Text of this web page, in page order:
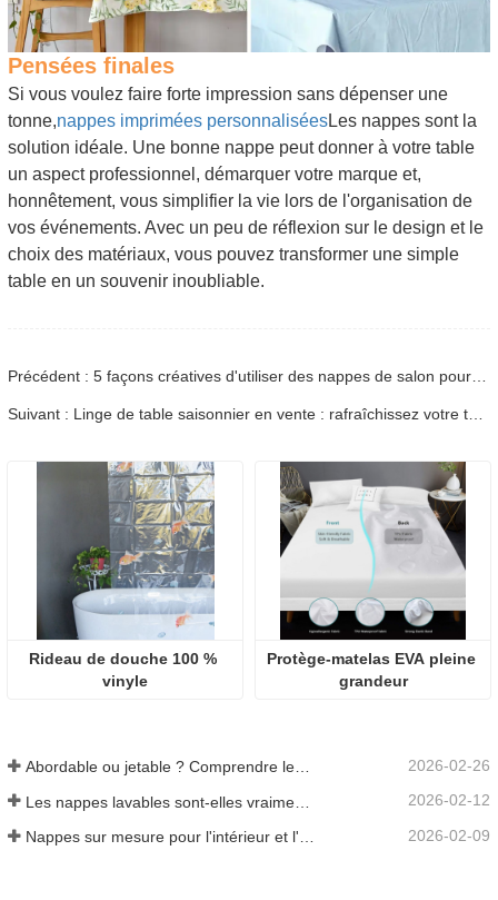
Pensées finales
Si vous voulez faire forte impression sans dépenser une
tonne,nappes imprimées personnaliséesLes nappes sont la
solution idéale. Une bonne nappe peut donner à votre table
un aspect professionnel, démarquer votre marque et,
honnêtement, vous simplifier la vie lors de l'organisation de
vos événements. Avec un peu de réflexion sur le design et le
choix des matériaux, vous pouvez transformer une simple
table en un souvenir inoubliable.
Rideau de douche 100 %
vinyle
Protège-matelas EVA pleine
grandeur
Abordable ou jetable ? Comprendre les nappes à prix réduit 2026-02-26
2026-02-12
2026-02-09